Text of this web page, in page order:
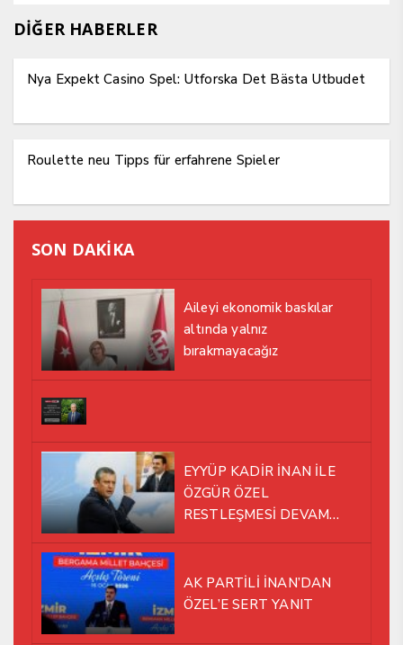
DİĞER HABERLER
Nya Expekt Casino Spel: Utforska Det Bästa Utbudet
Roulette neu Tipps für erfahrene Spieler
SON DAKİKA
Aileyi ekonomik baskılar
altında yalnız
bırakmayacağız
EYYÜP KADİR İNAN İLE
ÖZGÜR ÖZEL
RESTLEŞMESİ DEVAM
AK PARTİLİ İNAN’DAN
ÖZEL’E SERT YANIT